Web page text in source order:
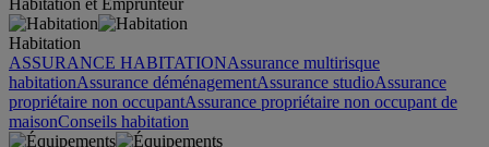
Habitation et Emprunteur
Habitation
ASSURANCE HABITATIONAssurance multirisque
habitationAssurance déménagementAssurance studioAssurance
propriétaire non occupantAssurance propriétaire non occupant de
maisonConseils habitation